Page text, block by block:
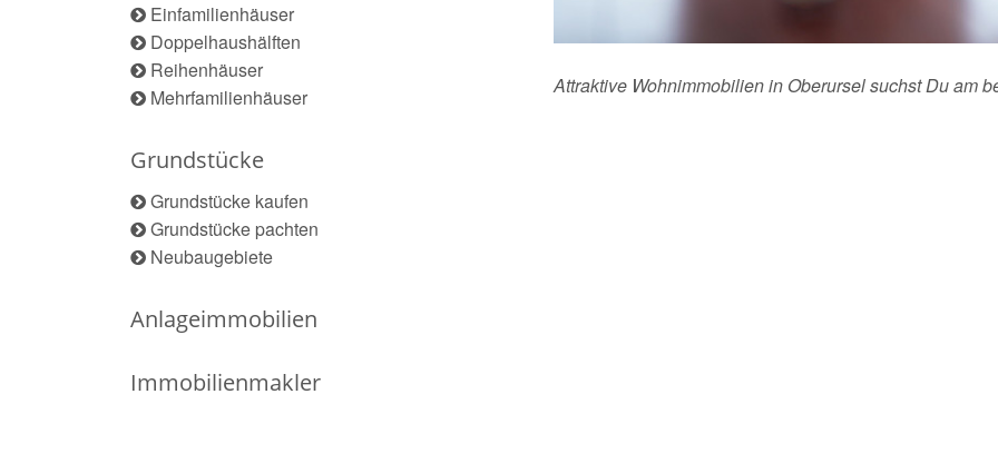
Einfamilienhäuser
Doppelhaushälften
Reihenhäuser
Mehrfamilienhäuser
Grundstücke
Grundstücke kaufen
Grundstücke pachten
Neubaugebiete
Anlageimmobilien
Immobilienmakler
Attraktive Wohnimmobilien in Oberursel suchst Du am